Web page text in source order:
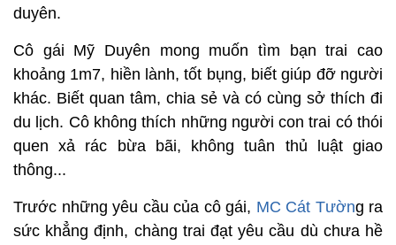
duyên.
Cô gái Mỹ Duyên mong muốn tìm bạn trai cao
khoảng 1m7, hiền lành, tốt bụng, biết giúp đỡ người
khác. Biết quan tâm, chia sẻ và có cùng sở thích đi
du lịch. Cô không thích những người con trai có thói
quen xả rác bừa bãi, không tuân thủ luật giao
thông...
Trước những yêu cầu của cô gái, MC Cát Tường ra
sức khẳng định, chàng trai đạt yêu cầu dù chưa hề